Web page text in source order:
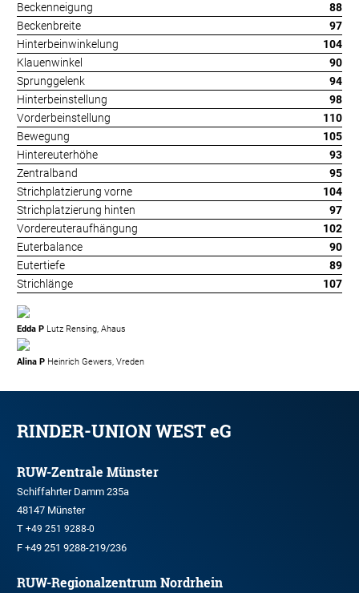
Beckenneigung
88
Beckenbreite
97
Hinterbeinwinkelung
104
Klauenwinkel
90
Sprunggelenk
94
Hinterbeinstellung
98
Vorderbeinstellung
110
Bewegung
105
Hintereuterhöhe
93
Zentralband
95
Strichplatzierung vorne
104
Strichplatzierung hinten
97
Vordereuteraufhängung
102
Euterbalance
90
Eutertiefe
89
Strichlänge
107
Edda P Lutz Rensing, Ahaus
Alina P Heinrich Gewers, Vreden
RINDER-UNION WEST eG
RUW-Zentrale Münster
Schiffahrter Damm 235a
48147 Münster
T +49 251 9288-0
F +49 251 9288-219/236
RUW-Regionalzentrum Nordrhein